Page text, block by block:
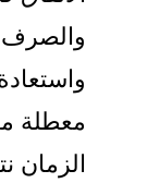
معطلة
الزمان